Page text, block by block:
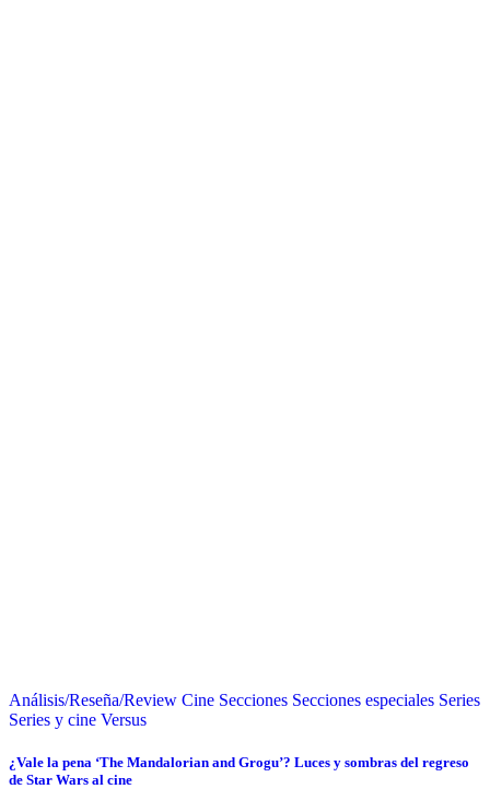
Análisis/Reseña/Review Cine Secciones Secciones especiales Series
Series y cine Versus
¿Vale la pena ‘The Mandalorian and Grogu’? Luces y sombras del regreso
de Star Wars al cine